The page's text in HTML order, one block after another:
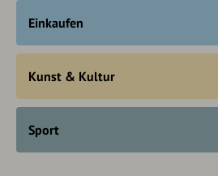
Einkaufen
Kunst & Kultur
Sport